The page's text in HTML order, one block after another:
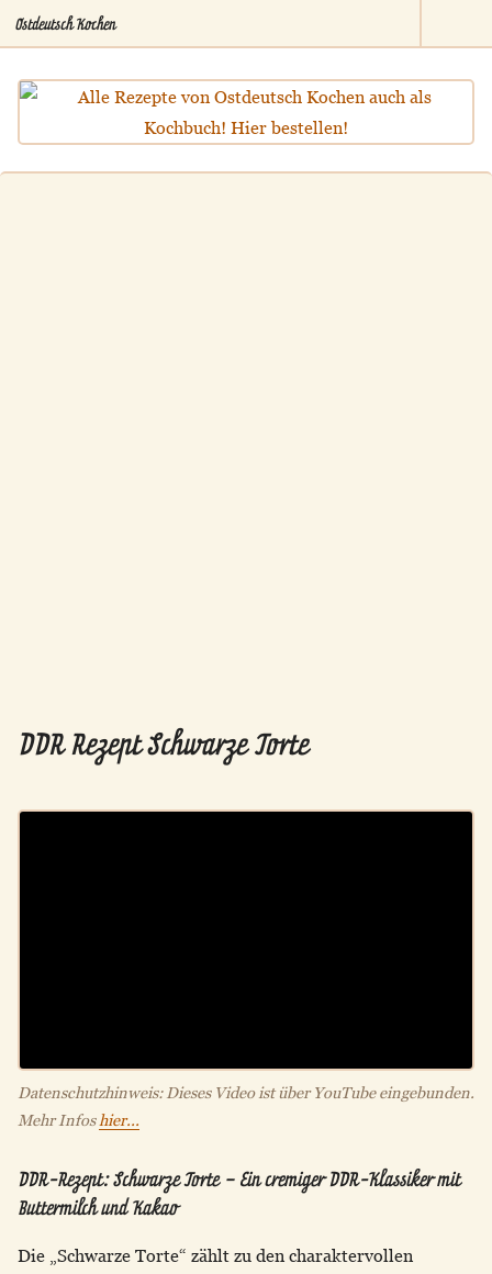
Ostdeutsch Kochen
DDR Rezept Schwarze Torte
Datenschutzhinweis: Dieses Video ist über YouTube eingebunden.
Mehr Infoshier...
DDR-Rezept: Schwarze Torte – Ein cremiger DDR-Klassiker mit
Buttermilch und Kakao
Die „Schwarze Torte“ zählt zu den charaktervollen